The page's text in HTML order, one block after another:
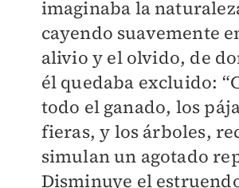
imaginaba la
cayendo suavemente
alivio y el olvido, de
él quedaba excluido:
todo el ganado, los
fieras, y los árboles,
simulan un agotado
Disminuye el